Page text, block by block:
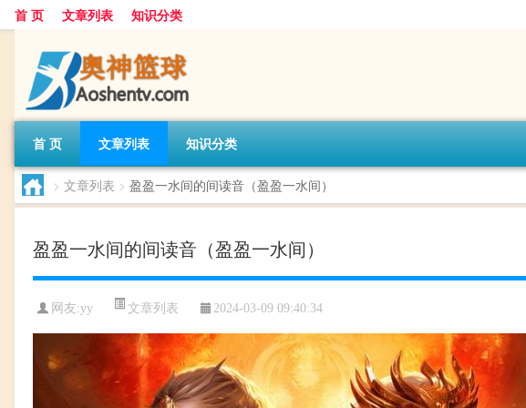
首 页 文章列表 知识分类
首 页 文章列表 知识分类
> 文章列表 > 盈盈一水间的间读音（盈盈一水间）
盈盈一水间的间读音（盈盈一水间）
网友:yy 文章列表 2024-03-09 09:40:34